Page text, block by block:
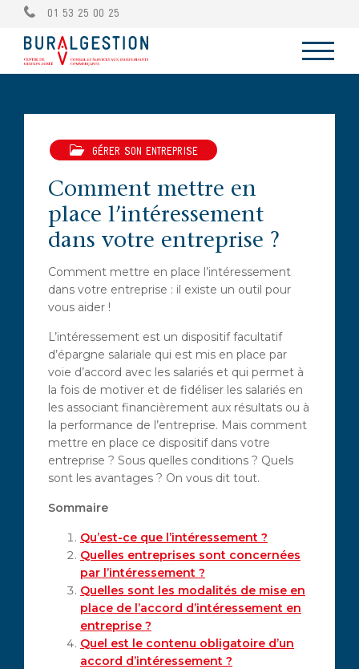
01 53 25 00 25
GÉRER SON ENTREPRISE
Comment mettre en
place l’intéressement
dans votre entreprise ?
Comment mettre en place l’intéressement
dans votre entreprise : il existe un outil pour
vous aider !
L’intéressement est un dispositif facultatif
d’épargne salariale qui est mis en place par
voie d’accord avec les salariés et qui permet à
la fois de motiver et de fidéliser les salariés en
les associant financièrement aux résultats ou à
la performance de l’entreprise. Mais comment
mettre en place ce dispositif dans votre
entreprise ? Sous quelles conditions ? Quels
sont les avantages ? On vous dit tout.
Sommaire
Qu’est-ce que l’intéressement ?
Quelles entreprises sont concernées
par l’intéressement ?
Quelles sont les modalités de mise en
place de l’accord d’intéressement en
entreprise ?
Quel est le contenu obligatoire d’un
accord d’intéressement ?